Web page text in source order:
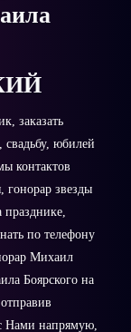
заказать
свадьбу, юбилей
контактов
гонорар звезды
празднике,
по телефону
Михаил
Боярского на
Нами напрямую,